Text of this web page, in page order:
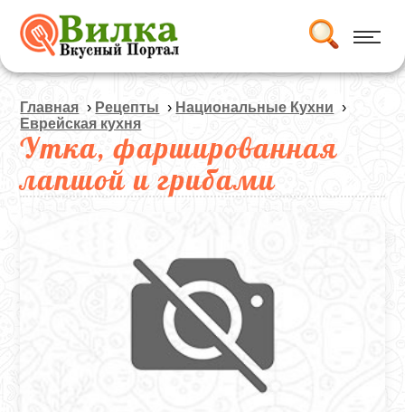
Главная › Рецепты › Национальные Кухни ›
Еврейская кухня
Утка, фаршированная
лапшой и грибами